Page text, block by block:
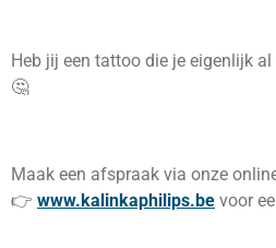
Heb jij een tattoo die je eigenlijk
🤔
Maak een afspraak via onze
👉 www.kalinkaphilips.be voor